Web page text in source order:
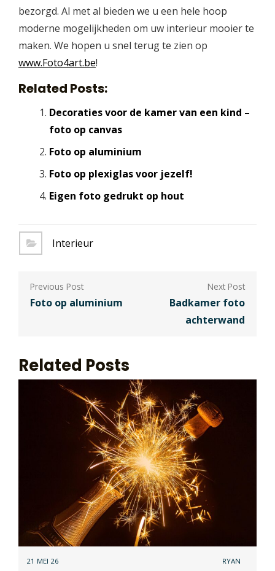
bezorgd. Al met al bieden we u een hele hoop
moderne mogelijkheden om uw interieur mooier te
maken. We hopen u snel terug te zien op
www.Foto4art.be!
Related Posts:
Decoraties voor de kamer van een kind –
foto op canvas
Foto op aluminium
Foto op plexiglas voor jezelf!
Eigen foto gedrukt op hout
Interieur
Berichtnavigatie
Foto op aluminium
Badkamer foto
achterwand
Related Posts
21 MEI 26 RYAN